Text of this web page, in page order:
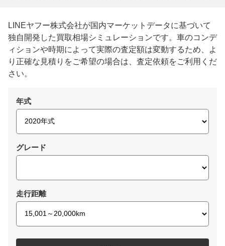
LINEヤフー株式会社が国内マーケットデータに基づいて
独自開発した買取相場シミュレーションです。車のコンデ
ィションや時期によって実際の査定額は変動するため、よ
り正確な見積りをご希望の場合は、査定依頼をご利用くだ
さい。
年式
グレード
走行距離